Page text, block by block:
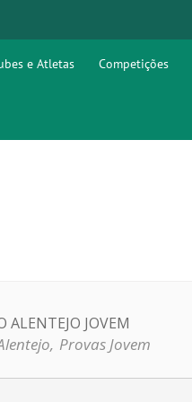
e Atletas Competições
ALENTEJO JOVEM
Provas Jovem